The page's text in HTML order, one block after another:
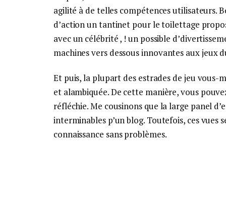
agilité à de telles compétences utilisateurs.
d’action un tantinet pour le toilettage
avec un célébrité , ! un possible
machines vers dessous innovantes aux jeux
Et puis, la plupart des estrades de jeu
et alambiquée. De cette manière, vous
réfléchie. Me cousinons que la large panel
interminables p’un blog. Toutefois, ces
connaissance sans problèmes.